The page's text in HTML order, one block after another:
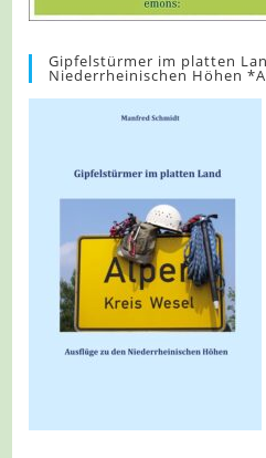
Gipfelstürmer im platten
Niederrheinischen Höhen